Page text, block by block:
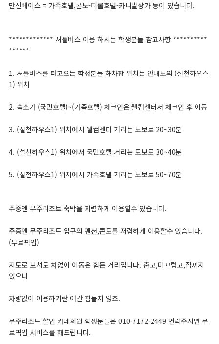
만선베이스 = 가족호텔,콘도-티롤호텔-카니발상가 등이 있습니다.
************* 셔틀버스 이용 하시는 학생분들 참고사항 **********
******
1. 셔틀버스를 타고오는 학생분들 하차장 위치는 안내도의 (설천하우스
1) 위치
2. 숙소가 (국민호텔)~(가족호텔) 체크인은 웰컴센터서 체크인 후 이동
3. (설천하우스1) 위치에서 웰컴센터 거리는 도보로 20~30분
4. (설천하우스1) 위치에서 국민호텔 거리는 도보로 30~40분
5. (설천하우스1) 위치에서 가족호텔 거리는 도보로 50~70분
주중엔 무주리조트 숙박을 저렴하게 이용할수 있습니다.
주중엔 무주리조트 입구의 펜션,콘도를 저렴하게 이용할수 있습니다.
(무료픽업)
지도로 보셔도 차없이 이동은 힘든 거리입니다. 춥고,미끄럽고,짐까지
있으니
차량없이 이용하기란 여간 힘들지 않죠.
무주리조트 할인 카페회원 학생분들은 010-7172-2449 연락주시면 무
료픽업 서비스를 해드립니다.